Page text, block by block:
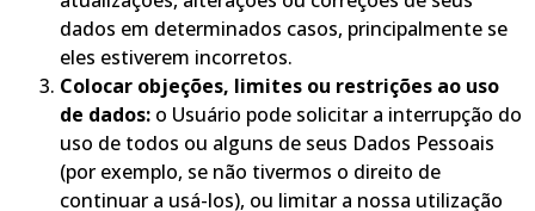
dados em determinados casos, principalmente se
eles estiverem incorretos.
Colocar objeções, limites ou restrições ao uso
de dados: o Usuário pode solicitar a interrupção do
uso de todos ou alguns de seus Dados Pessoais
(por exemplo, se não tivermos o direito de
continuar a usá-los), ou limitar a nossa utilização